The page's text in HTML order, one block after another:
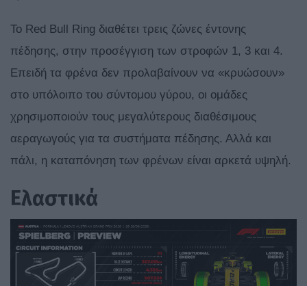
Το Red Bull Ring διαθέτει τρεις ζώνες έντονης
πέδησης, στην προσέγγιση των στροφών 1, 3 και 4.
Επειδή τα φρένα δεν προλαβαίνουν να «κρυώσουν»
στο υπόλοιπο του σύντομου γύρου, οι ομάδες
χρησιμοποιούν τους μεγαλύτερους διαθέσιμους
αεραγωγούς για τα συστήματα πέδησης. Αλλά και
πάλι, η καταπόνηση των φρένων είναι αρκετά υψηλή.
Ελαστικά